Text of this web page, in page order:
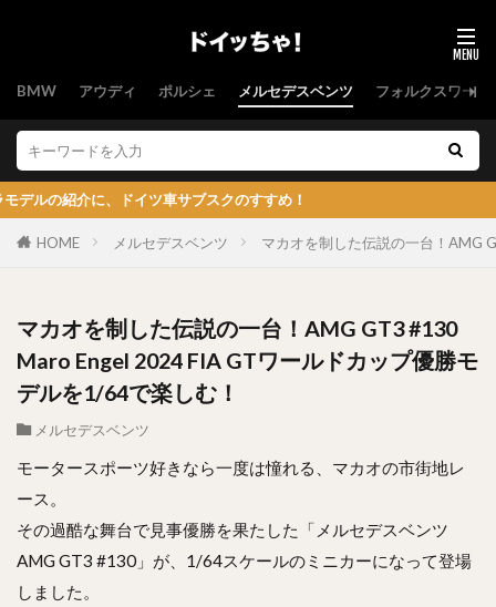
BMW アウディ ポルシェ メルセデスベンツ フォルクスワーゲ
ドイツ車サブスクのすすめ！
HOME メルセデスベンツ マカオを制した伝説の一台！AMG
マカオを制した伝説の一台！AMG GT3 #130
Maro Engel 2024 FIA GTワールドカップ優勝モ
デルを1/64で楽しむ！
メルセデスベンツ
モータースポーツ好きなら一度は憧れる、マカオの市街地レ
ース。
その過酷な舞台で見事優勝を果たした「メルセデスベンツ
AMG GT3 #130」が、1/64スケールのミニカーになって登場
しました。